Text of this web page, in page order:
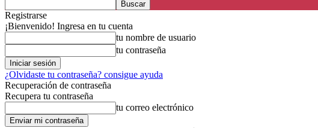
Registrarse
¡Bienvenido! Ingresa en tu cuenta
tu nombre de usuario
tu contraseña
¿Olvidaste tu contraseña? consigue ayuda
Recuperación de contraseña
Recupera tu contraseña
tu correo electrónico